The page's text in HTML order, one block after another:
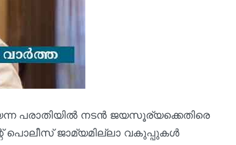
പരാതിയിൽ നടൻ ജയസൂര്യക്കെതിരെ
ജാമ്യമില്ലാ വകുപ്പുകൾ